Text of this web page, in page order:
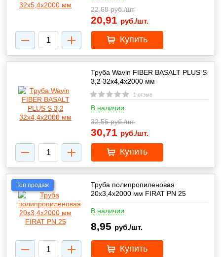
22,68руб./шт.
20,91 руб./шт.
Купить
Труба Wavin FIBER BASALT PLUS S
3,2 32х4,4х2000 мм
1 отзыв
В наличии
32,56руб./шт.
30,71 руб./шт.
Купить
Топ продаж
Труба полипропиленовая
20х3,4х2000 мм FIRAT PN 25
В наличии
8,95 руб./шт.
Купить